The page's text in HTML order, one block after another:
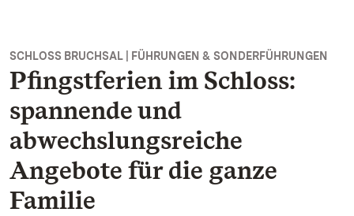
SCHLOSS BRUCHSAL | FÜHRUNGEN & SONDERFÜHRUNGEN
Pfingstferien im Schloss:
spannende und
abwechslungsreiche
Angebote für die ganze
Familie